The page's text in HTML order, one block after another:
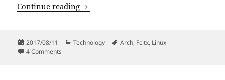
Continue reading 尝鲜可能比 sunpinyin 好一点的新拼音输
Posted
on
2017/08/11 Categories
Technology Tags
Arch, Fcitx, Linux
4 Comments